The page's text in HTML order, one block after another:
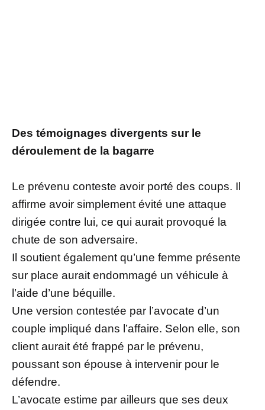
Des témoignages divergents sur le
déroulement de la bagarre
Le prévenu conteste avoir porté des coups. Il
affirme avoir simplement évité une attaque
dirigée contre lui, ce qui aurait provoqué la
chute de son adversaire.
Il soutient également qu’une femme présente
sur place aurait endommagé un véhicule à
l’aide d’une béquille.
Une version contestée par l’avocate d’un
couple impliqué dans l’affaire. Selon elle, son
client aurait été frappé par le prévenu,
poussant son épouse à intervenir pour le
défendre.
L’avocate estime par ailleurs que ses deux